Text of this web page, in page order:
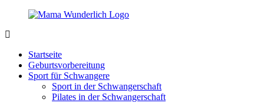
Zurück
Inhalt
sein
wunderbar!
Startseite
Geburtsvorbereitung
Sport für Schwangere
Sport in der Schwangerschaft
Pilates in der Schwangerschaft